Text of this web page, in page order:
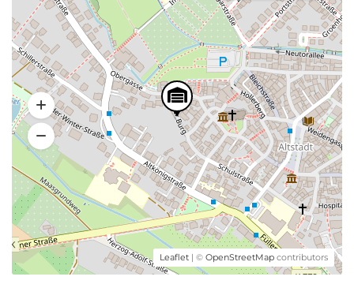
Leaflet | © OpenStreetMap contributors